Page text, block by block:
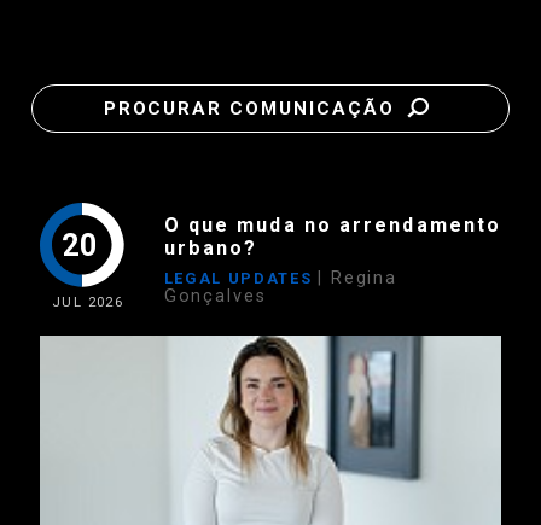
PROCURAR COMUNICAÇÃO
20
JUL 2026
O que muda no arrendamento
urbano?
LEGAL UPDATES
| Regina
Gonçalves